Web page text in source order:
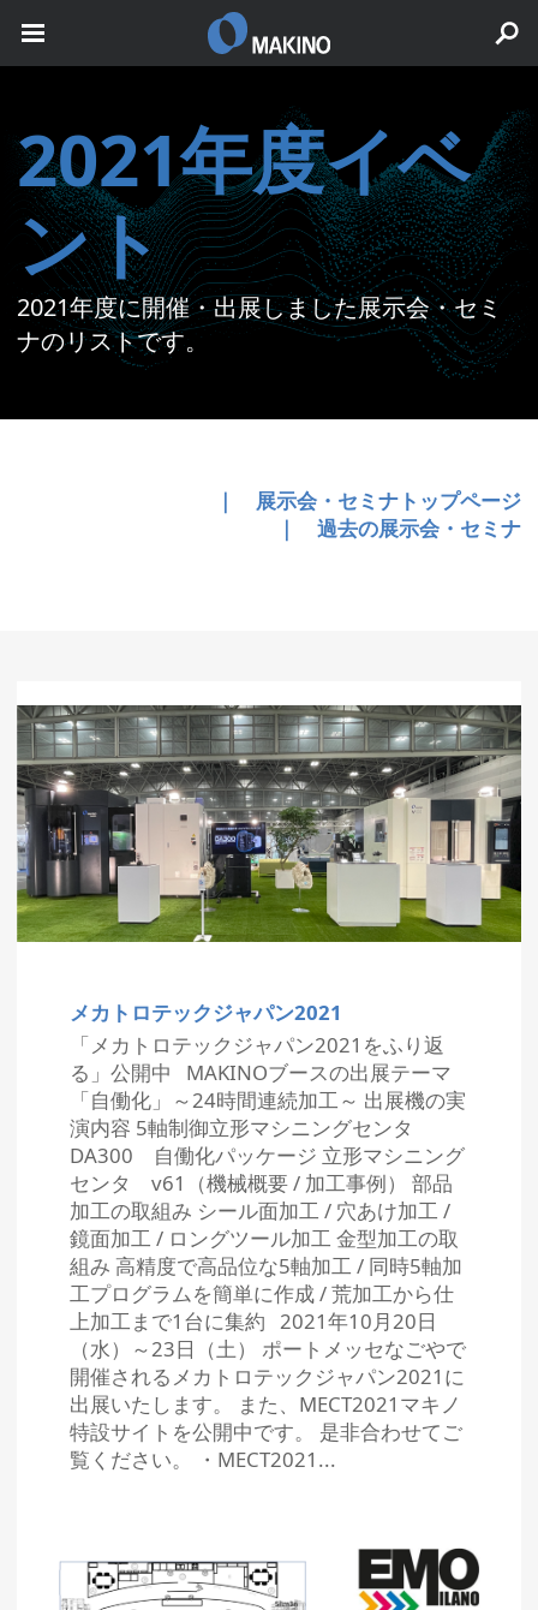
2021年度イベ
ント
2021年度に開催・出展しました展示会・セミ
ナのリストです。
｜ 展示会・セミナトップページ
｜ 過去の展示会・セミナ
メカトロテックジャパン2021
「メカトロテックジャパン2021をふり返
る」公開中 MAKINOブースの出展テーマ
「自働化」～24時間連続加工～ 出展機の実
演内容 5軸制御立形マシニングセンタ
DA300 自働化パッケージ 立形マシニング
センタ v61（機械概要 / 加工事例） 部品
加工の取組み シール面加工 / 穴あけ加工 /
鏡面加工 / ロングツール加工 金型加工の取
組み 高精度で高品位な5軸加工 / 同時5軸加
工プログラムを簡単に作成 / 荒加工から仕
上加工まで1台に集約 2021年10月20日
（水）～23日（土） ポートメッセなごやで
開催されるメカトロテックジャパン2021に
出展いたします。 また、MECT2021マキノ
特設サイトを公開中です。 是非合わせてご
覧ください。 ・MECT2021...